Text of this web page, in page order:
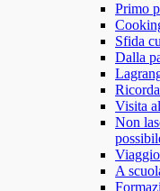
Primo
Sfida
Dalla
Visita
Non
A